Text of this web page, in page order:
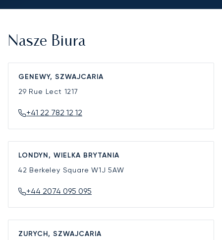
Nasze Biura
GENEWY, SZWAJCARIA
29 Rue Lect 1217
+41 22 782 12 12
LONDYN, WIELKA BRYTANIA
42 Berkeley SquareW1J 5AW
+44 2074 095 095
ZURYCH, SZWAJCARIA